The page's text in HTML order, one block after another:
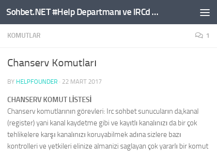
Skip to content Sohbet.NET #Help Departmanı ve IRCd Komutları
KOMUTLAR 1
Chanserv Komutları
BY HELPFOUNDER · 22 MART 2017
CHANSERV KOMUT LİSTESİ
Chanserv komutlarının görevleri: Irc sohbet sunucuların da,kanal
(register) yani kanal kaydetme gibi ve kayıtlı kanalınızı da bir çok
tehlikelere karşı kanalınızı koruyabilmek adına sizlere bazı
kontrolleri ve yetkileri elinize almanizi saglayan çok yararlı bir komut